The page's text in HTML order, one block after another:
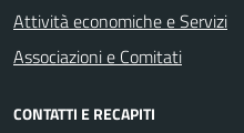
Attività economiche e Servizi
Associazioni e Comitati
CONTATTI E RECAPITI